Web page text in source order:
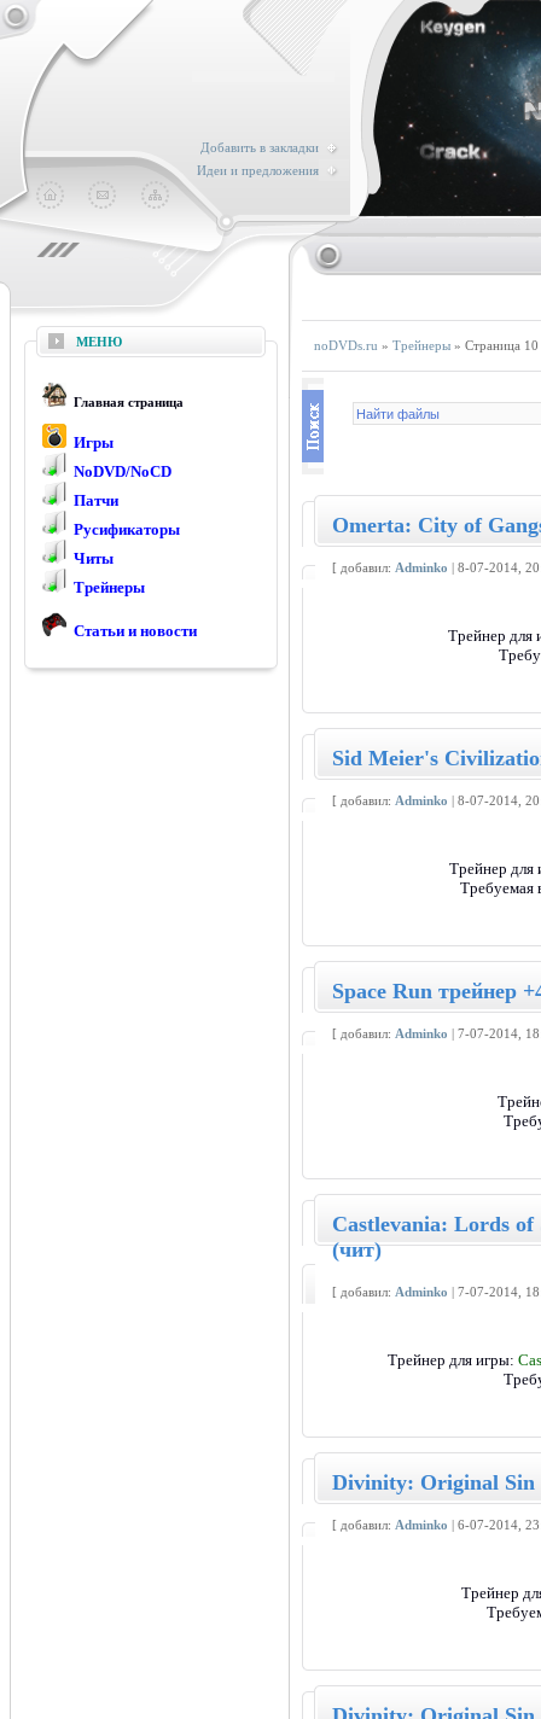
Добавить в закладки
Идеи и предложения
МЕНЮ
Главная страница
Игры
NoDVD/NoCD
Патчи
Русификаторы
Читы
Трейнеры
Статьи и новости
noDVDs.ru » Трейнеры » Страница 10
Omerta: City of
[ добавил: Adminko | 8-07-2014,
Трейнер для
Sid Meier's
[ добавил: Adminko | 8-07-2014,
Трейнер для
Требуемая
Space Run трейнер
[ добавил: Adminko | 7-07-2014,
Castlevania: Lords of
(чит)
[ добавил: Adminko | 7-07-2014,
Трейнер для игры:
Divinity: Original Sin
[ добавил: Adminko | 6-07-2014,
Трейнер